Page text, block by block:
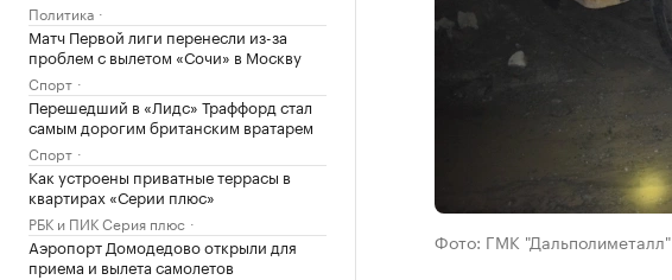
Политика
Матч Первой лиги перенесли из-за
проблем с вылетом «Сочи» в Москву
Спорт
Перешедший в «Лидс» Траффорд стал
самым дорогим британским вратарем
Спорт
Как устроены приватные террасы в
квартирах «Серии плюс»
РБК и ПИК Серия плюс
Аэропорт Домодедово открыли для
приема и вылета самолетов
Фото: ГМК "Дальполиметалл"